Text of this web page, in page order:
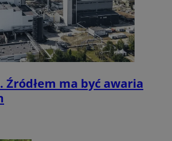
Źródłem ma być awaria